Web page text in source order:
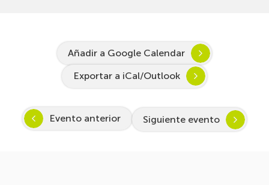
Añadir a Google Calendar
Exportar a iCal/Outlook
Evento anterior Siguiente evento